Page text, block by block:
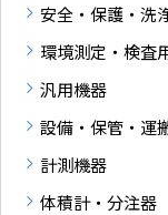
安全・保護・洗
環境測定・検査
汎用機器
設備・保管・運
計測機器
体積計・分注器